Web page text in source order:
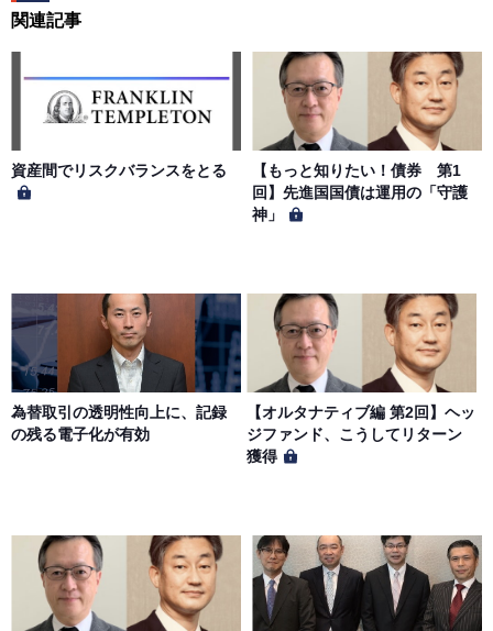
第５条（著作権）
本サイトに掲載された情報、写真、その他の著作物は、当
社もしくは著作物の著作者または著作権者に帰属するもの
とします。会員は、当社著作物について複製、転用、公衆
送信、譲渡、翻案および翻訳などの著作権、商標権などを
侵害する行為を行ってはならないものとします。
第６条（サービス内容の停止・変更）
サイトのサービス内容を変更する場合があります。
第７条（個人情報の取扱い）
当社は、会員の個人情報を別途オンライン上に掲示する
「プライバシーポリシー」に基づき、適切に取り扱うもの
関連記事
資産間でリスクバランスをとる
【もっと知りたい！債券 第1
回】先進国国債は運用の「守護
神」
為替取引の透明性向上に、記録
の残る電子化が有効
【オルタナティブ編 第2回】ヘッ
ジファンド、こうしてリターン
獲得